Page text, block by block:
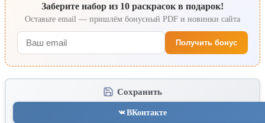
Заберите набор из 10 раскрасок в подарок!
Оставьте email — пришлём бонусный PDF и новинки сайта
Получить бонус
Сохранить
ВКонтакте